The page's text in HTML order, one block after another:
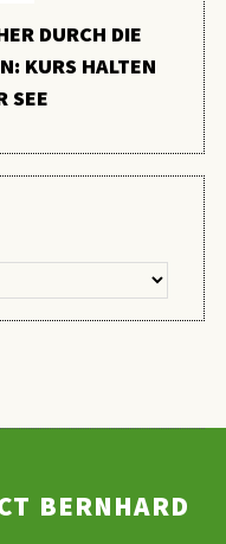
DURCH DIE
KURS HALTEN
SEE
BERNHARD